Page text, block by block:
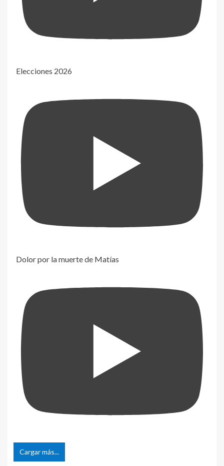
Elecciones 2026
Dolor por la muerte de Matías
Cargar más...